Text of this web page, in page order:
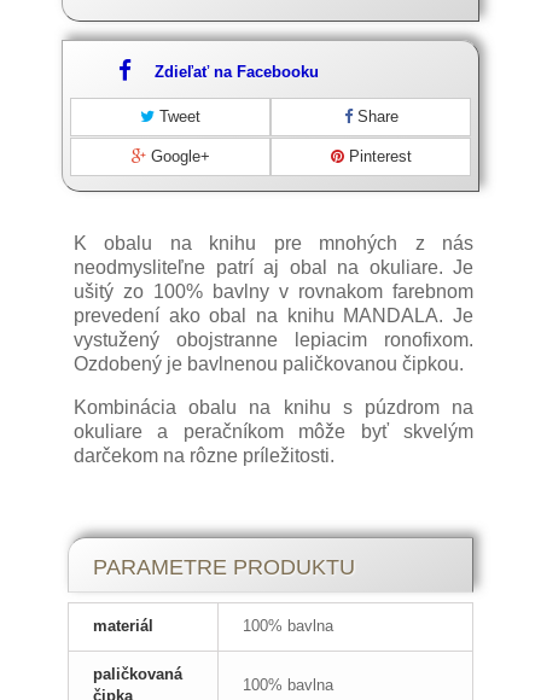
Zdieľať na Facebooku
Tweet Share
Google+ Pinterest
K obalu na knihu pre mnohých z nás
neodmysliteľne patrí aj obal na okuliare. Je
ušitý zo 100% bavlny v rovnakom farebnom
prevedení ako obal na knihu MANDALA. Je
vystužený obojstranne lepiacim ronofixom.
Ozdobený je bavlnenou paličkovanou čipkou.
Kombinácia obalu na knihu s púzdrom na
okuliare a peračníkom môže byť skvelým
darčekom na rôzne príležitosti.
Obaly a púzdra
Poznáte to, práve máte rozčítanú svoju
nezašpinila. Preto vám odporúčame kúpiť si
jeden z našich variantov obalov na knihy a
PARAMETRE PRODUKTU
materiál 100% bavlna
paličkovaná
čipka
100% bavlna